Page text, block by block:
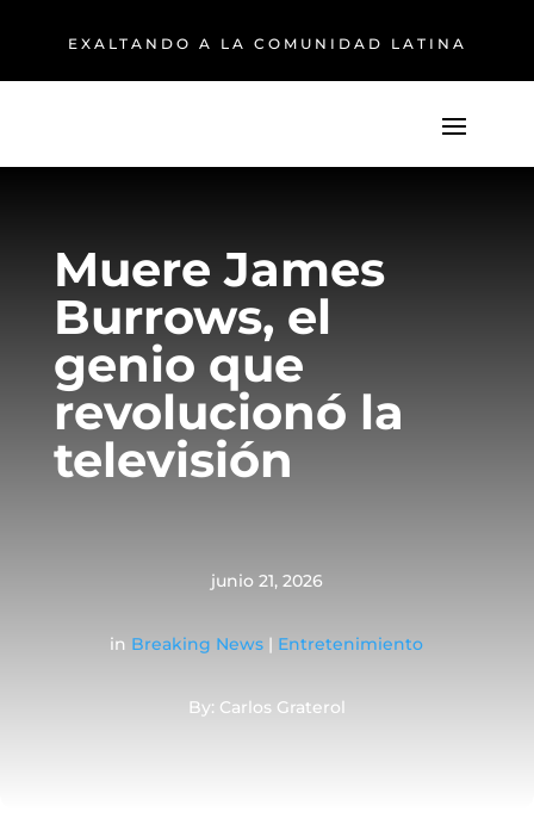
EXALTANDO A LA COMUNIDAD LATINA
Muere James
Burrows, el
genio que
revolucionó la
televisión
junio 21, 2026
in Breaking News | Entretenimiento
By: Carlos Graterol